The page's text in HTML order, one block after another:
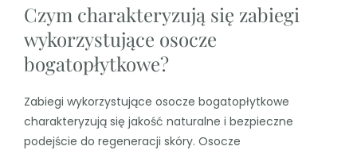
Czym charakteryzują się zabiegi
wykorzystujące osocze
bogatopłytkowe?
Zabiegi wykorzystujące osocze bogatopłytkowe
charakteryzują się jakość naturalne i bezpieczne
podejście do regeneracji skóry. Osocze